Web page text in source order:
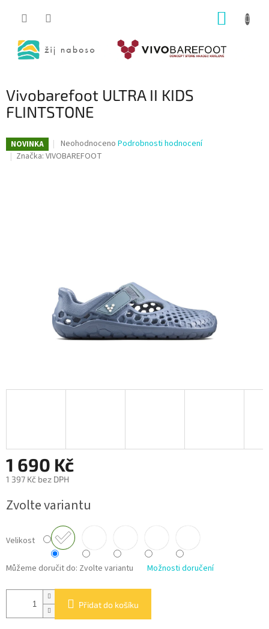
Vivobarefoot ULTRA II KIDS
FLINTSTONE
NOVINKA
Průměrné
hodnocení
Neohodnoceno Podrobnosti hodnocení
Značka: VIVOBAREFOOT
1 690 Kč
1 397 Kč bez DPH
cena:
Zvolte variantu
Velikost
Můžeme doručit do: Zvolte variantu Možnosti doručení
Přidat do košíku